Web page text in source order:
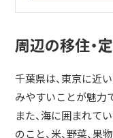
周辺の移住・
千葉県は、東京に近
みやすいことが魅力
また、海に囲まれて
のこと、米、野菜、